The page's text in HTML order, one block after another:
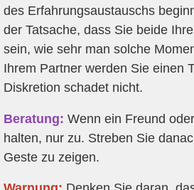
des Erfahrungsaustauschs
der Tatsache, dass Sie beide
sein, wie sehr man solche
Ihrem Partner werden Sie einen
Diskretion schadet nicht.
Beratung: Wenn ein Freund
halten, nur zu. Streben Sie
Geste zu zeigen.